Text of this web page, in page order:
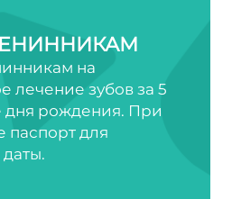
на
лечение зубов за 5
дня рождения. При
паспорт для